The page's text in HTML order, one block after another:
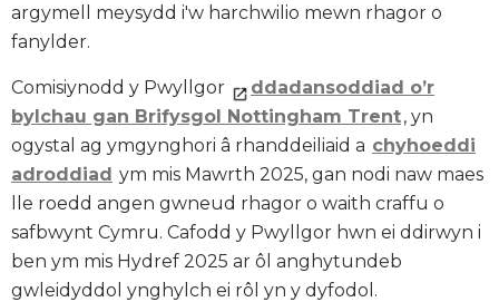
argymell meysydd i'w harchwilio mewn rhagor o
fanylder.
Comisiynodd y Pwyllgor
ddadansoddiad o’r
bylchau gan Brifysgol Nottingham Trent, yn
ogystal ag ymgynghori â rhanddeiliaid a chyhoeddi
adroddiad ym mis Mawrth 2025, gan nodi naw maes
lle roedd angen gwneud rhagor o waith craffu o
safbwynt Cymru. Cafodd y Pwyllgor hwn ei ddirwyn i
ben ym mis Hydref 2025 ar ôl anghytundeb
gwleidyddol ynghylch ei rôl yn y dyfodol.